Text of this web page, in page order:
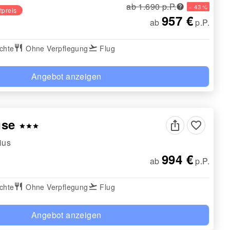
ab 1.690 p.P. − 43 %
ab 957 € p.P.
restaurant Ohne Verpflegungflight_takeoff Flug
Angebot anzeigen
starstarstar favorite_border
ab 994 € p.P.
restaurant Ohne Verpflegungflight_takeoff Flug
Angebot anzeigen